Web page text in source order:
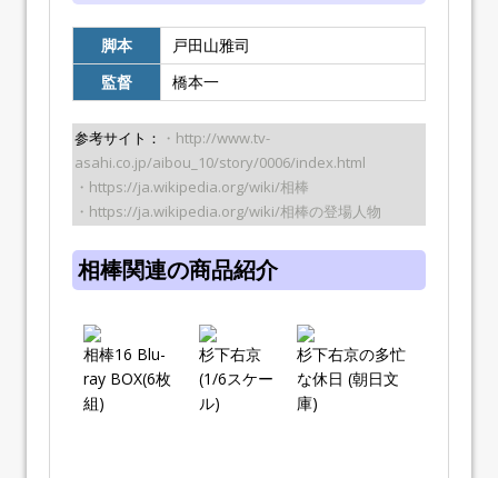
脚本
戸田山雅司
監督
橋本一
参考サイト：
・http://www.tv-
asahi.co.jp/aibou_10/story/0006/index.html
・https://ja.wikipedia.org/wiki/相棒
・https://ja.wikipedia.org/wiki/相棒の登場人物
相棒関連の商品紹介
相棒16 Blu-
ray BOX(6枚
組)
杉下右京
(1/6スケー
ル)
杉下右京の多忙
な休日 (朝日文
庫)